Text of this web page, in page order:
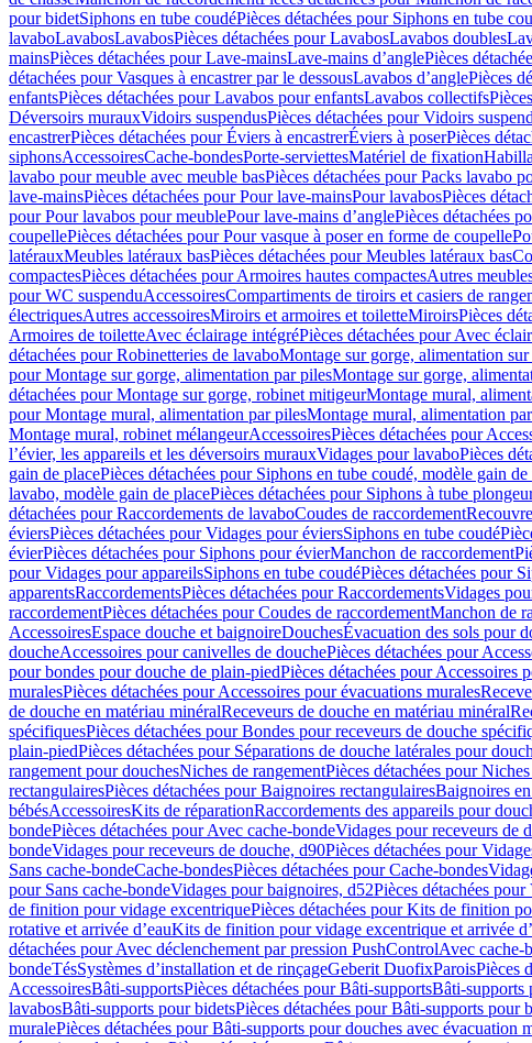
pour bidetSiphons en tube coudéPièces détachées pour Siphons en tube
lavaboLavabosLavabosPièces détachées pour LavabosLavabos doubles
mainsPièces détachées pour Lave-mainsLave-mains d’anglePièces
détachées pour Vasques à encastrer par le dessousLavabos d’anglePièces
enfantsPièces détachées pour Lavabos pour enfantsLavabos collectifs
Déversoirs murauxVidoirs suspendusPièces détachées pour Vidoirs
encastrerPièces détachées pour Éviers à encastrerÉviers à poserPièces
siphonsAccessoiresCache-bondesPorte-serviettesMatériel de fixation
lavabo pour meuble avec meuble basPièces détachées pour Packs lavabo
lave-mainsPièces détachées pour Pour lave-mainsPour lavabosPièces
pour Pour lavabos pour meublePour lave-mains d’anglePièces détachées
coupellePièces détachées pour Pour vasque à poser en forme de coupelle
latérauxMeubles latéraux basPièces détachées pour Meubles latéraux bas
compactesPièces détachées pour Armoires hautes compactesAutres
pour WC suspenduAccessoiresCompartiments de tiroirs et casiers de
électriquesAutres accessoiresMiroirs et armoires et toiletteMiroirsPièces
Armoires de toiletteAvec éclairage intégréPièces détachées pour Avec
détachées pour Robinetteries de lavaboMontage sur gorge, alimentation sur
pour Montage sur gorge, alimentation par pilesMontage sur gorge,
détachées pour Montage sur gorge, robinet mitigeurMontage mural,
pour Montage mural, alimentation par pilesMontage mural, alimentation
Montage mural, robinet mélangeurAccessoiresPièces détachées pour
l’évier, les appareils et les déversoirs murauxVidages pour lavaboPièces
gain de placePièces détachées pour Siphons en tube coudé, modèle gain de
lavabo, modèle gain de placePièces détachées pour Siphons à tube
détachées pour Raccordements de lavaboCoudes de raccordement
éviersPièces détachées pour Vidages pour éviersSiphons en tube coudé
évierPièces détachées pour Siphons pour évierManchon de raccordement
pour Vidages pour appareilsSiphons en tube coudéPièces détachées pour
apparentsRaccordementsPièces détachées pour RaccordementsVidages
raccordementPièces détachées pour Coudes de raccordementManchon de
AccessoiresEspace douche et baignoireDouchesÉvacuation des sols pour
doucheAccessoires pour canivelles de douchePièces détachées pour
pour bondes pour douche de plain-piedPièces détachées pour Accessoires
muralesPièces détachées pour Accessoires pour évacuations murales
de douche en matériau minéralReceveurs de douche en matériau minéral
spécifiquesPièces détachées pour Bondes pour receveurs de douche
plain-piedPièces détachées pour Séparations de douche latérales pour
rangement pour douchesNiches de rangementPièces détachées pour
rectangulairesPièces détachées pour Baignoires rectangulairesBaignoires
bébésAccessoiresKits de réparationRaccordements des appareils pour
bondePièces détachées pour Avec cache-bondeVidages pour receveurs de
bondeVidages pour receveurs de douche, d90Pièces détachées pour
Sans cache-bondeCache-bondesPièces détachées pour Cache-bondes
pour Sans cache-bondeVidages pour baignoires, d52Pièces détachées
de finition pour vidage excentriquePièces détachées pour Kits de finition
rotative et arrivée d’eauKits de finition pour vidage excentrique et arrivée
détachées pour Avec déclenchement par pression PushControlAvec cache-
bondeTésSystèmes d’installation et de rinçageGeberit DuofixParoisPièces
AccessoiresBâti-supportsPièces détachées pour Bâti-supportsBâti-supports
lavabosBâti-supports pour bidetsPièces détachées pour Bâti-supports pour
muralePièces détachées pour Bâti-supports pour douches avec évacuation